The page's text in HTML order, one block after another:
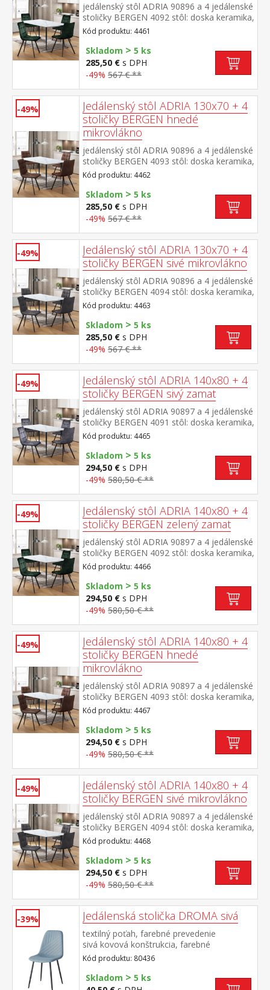
jedálenský stôl ADRIA 90896 a 4 jedálenské
stoličky BERGEN 4092 stôl: doska keramika,
farebné prevedenie imitácia
mramoru kovová konštrukcia, farebné
prevedenie čierna stolička: zamatový poťah,
farebné prevedenie zelená kovová
konštrukcia, farebné prevedenie
stola (š/h/v) 130 × 70 × 75 cm rozmer
stoličky (š/h/v) 45 × 53 × 88 cm
Kód produktu: 4461
Skladom > 5 ks
285,50 € s DPH
-49% 567 € **
-49%
Jedálenský stôl ADRIA 130x70 + 4
stoličky BERGEN hnedé
mikrovlákno
jedálenský stôl ADRIA 90896 a 4 jedálenské
stoličky BERGEN 4093 stôl: doska keramika,
farebné prevedenie imitácia
mramoru kovová konštrukcia, farebné
prevedenie čierna stolička: poťah brúsená
koža – imitácia mikrovlákno, farebné
prevedenie hnedá kovová konštrukcia,
stoličky 51 cm rozmer stola (š/h/v) 130 × 70
× 75 cm rozmer stoličky (š/h/v) 45 × 53 × 88
cm
Kód produktu: 4462
Skladom > 5 ks
285,50 € s DPH
-49% 567 € **
-49%
Jedálenský stôl ADRIA 130x70 + 4
stoličky BERGEN sivé mikrovlákno
jedálenský stôl ADRIA 90896 a 4 jedálenské
stoličky BERGEN 4094 stôl: doska keramika,
farebné prevedenie imitácia
mramoru kovová konštrukcia, farebné
prevedenie čierna stolička: poťah brúsená
koža – imitácia mikrovlákno, farebné
prevedenie antracitová kovová konštrukcia,
stoličky 51 cm rozmer stola (š/h/v) 130 × 70
× 75 cm rozmer stoličky (š/h/v) 45 × 53 × 88
cm
Kód produktu: 4463
Skladom > 5 ks
285,50 € s DPH
-49% 567 € **
-49%
Jedálenský stôl ADRIA 140x80 + 4
stoličky BERGEN sivý zamat
jedálenský stôl ADRIA 90897 a 4 jedálenské
stoličky BERGEN 4091 stôl: doska keramika,
farebné prevedenie imitácia
mramoru kovová konštrukcia, farebné
prevedenie čierna stolička: zamatový poťah,
farebné prevedenie sivá kovová
konštrukcia, farebné prevedenie
čierna výška sedu stoličky 49 cm rozmer
stola (š/h/v) 140 × 70 × 75 cm rozmer
stoličky (š/h/v) 45 × 53 × 88 cm
Kód produktu: 4465
Skladom > 5 ks
294,50 € s DPH
-49% 580,50 € **
-49%
Jedálenský stôl ADRIA 140x80 + 4
stoličky BERGEN zelený zamat
jedálenský stôl ADRIA 90897 a 4 jedálenské
stoličky BERGEN 4092 stôl: doska keramika,
farebné prevedenie imitácia
mramoru kovová konštrukcia, farebné
prevedenie čierna stolička: zamatový poťah,
farebné prevedenie zelená kovová
konštrukcia, farebné prevedenie
čierna výška sedu stoličky 49 cm rozmer
stola (š/h/v) 140 × 70 × 75 cm rozmer
stoličky (š/h/v) 45 × 53 × 88 cm
Kód produktu: 4466
Skladom > 5 ks
294,50 € s DPH
-49% 580,50 € **
-49%
Jedálenský stôl ADRIA 140x80 + 4
stoličky BERGEN hnedé
mikrovlákno
jedálenský stôl ADRIA 90897 a 4 jedálenské
stoličky BERGEN 4093 stôl: doska keramika,
farebné prevedenie imitácia
mramoru kovová konštrukcia, farebné
prevedenie čierna stolička: poťah brúsená
koža – imitácia mikrovlákno, farebné
prevedenie hnedá kovová konštrukcia,
farebné prevedenie čierna výška sedu
stoličky 51 cm rozmer stola (š/h/v) 140 × 70
× 75 cm rozmer stoličky (š/h/v) 45 × 53 × 88
cm
Kód produktu: 4467
Skladom > 5 ks
294,50 € s DPH
-49% 580,50 € **
-49%
Jedálenský stôl ADRIA 140x80 + 4
stoličky BERGEN sivé mikrovlákno
jedálenský stôl ADRIA 90897 a 4 jedálenské
stoličky BERGEN 4094 stôl: doska keramika,
farebné prevedenie imitácia
mramoru kovová konštrukcia, farebné
prevedenie čierna stolička: poťah brúsená
koža – imitácia mikrovlákno, farebné
prevedenie antracitová kovová konštrukcia,
farebné prevedenie čierna výška sedu
stoličky 51 cm rozmer stola (š/h/v) 140 × 70
× 75 cm rozmer stoličky (š/h/v) 45 × 53 × 88
cm
Kód produktu: 4468
Skladom > 5 ks
294,50 € s DPH
-49% 580,50 € **
-39% Jedálenská stolička DROMA sivá
textilný poťah, farebné prevedenie
sivá kovová konštrukcia, farebné
prevedenie čierna výška sedu 47
cm odporúčaná nosnosť do 120 kg
Kód produktu: 80436
Skladom > 5 ks